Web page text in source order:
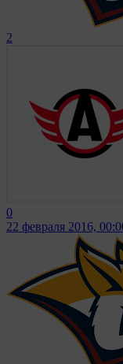
2
0
22 февраля 2016,